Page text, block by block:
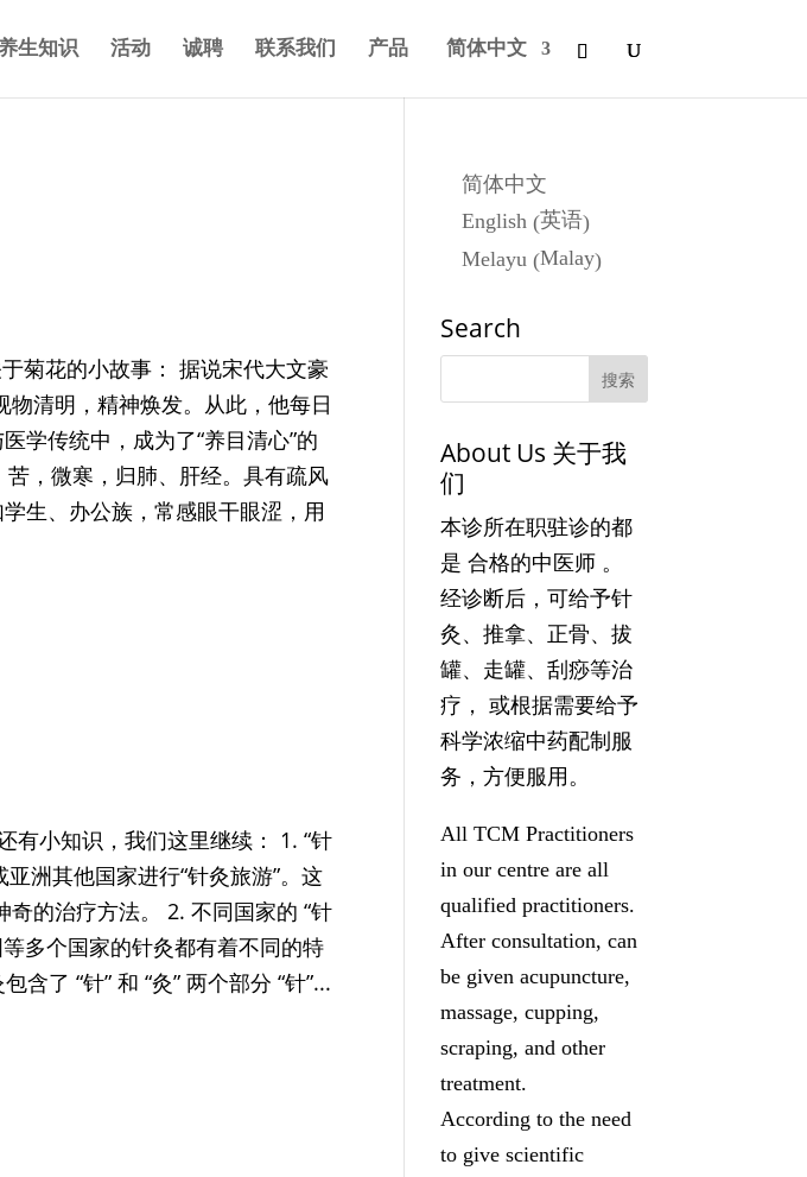
生知识 活动 诚聘 联系我们 产品 简体中文
菊花的小故事： 据说宋代大文豪
清明，精神焕发。从此，他每日
学传统中，成为了“养目清心”的
，微寒，归肺、肝经。具有疏风
生、办公族，常感眼干眼涩，用
有小知识，我们这里继续： 1. “针
洲其他国家进行“针灸旅游”。这
的治疗方法。 2. 不同国家的 “针
多个国家的针灸都有着不同的特
含了 “针” 和 “灸” 两个部分 “针”...
简体中文
English (英语)
Melayu (Malay)
Search
About Us 关于我
们
本诊所在职驻诊的都
是 合格的中医师 。
经诊断后，可给予针
灸、推拿、正骨、拔
罐、走罐、刮痧等治
疗， 或根据需要给予
科学浓缩中药配制服
务，方便服用。
All TCM Practitioners
in our centre are all
qualified practitioners.
After consultation, can
be given acupuncture,
massage, cupping,
scraping, and other
treatment.
According to the need
to give scientific